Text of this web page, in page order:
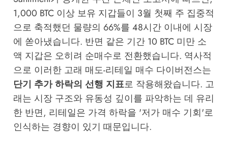
1,000 BTC 이상 보유 지갑들이 3월 첫째 주 집중적
으로 축적했던 물량의 66%를 48시간 이내에 시장
에 쏟아냈습니다. 반면 같은 기간 10 BTC 미만 소
액 지갑은 오히려 순매수로 전환했습니다. 역사적
으로 이러한 고래 매도-리테일 매수 다이버전스는
단기 추가 하락의 선행 지표로 작용해왔습니다. 고
래는 시장 구조와 유동성 깊이를 파악하는 데 유리
한 반면, 리테일은 가격 하락을 '저가 매수 기회'로
인식하는 경향이 있기 때문입니다.